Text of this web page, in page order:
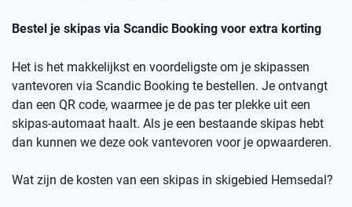
Bestel je skipas via Scandic Booking voor extra korting
Het is het makkelijkst en voordeligste om je skipassen
vantevoren via Scandic Booking te bestellen. Je ontvangt
dan een QR code, waarmee je de pas ter plekke uit een
skipas-automaat haalt. Als je een bestaande skipas hebt
dan kunnen we deze ook vantevoren voor je opwaarderen.
Wat zijn de kosten van een skipas in skigebied Hemsedal ?